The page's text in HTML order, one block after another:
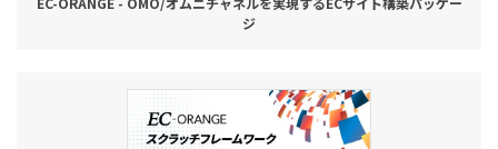
ジ